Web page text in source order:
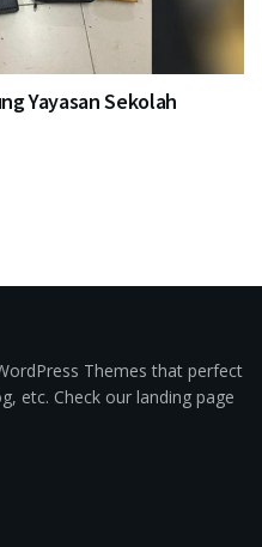
Yayasan Sekolah
Themes that perfect
etc. Check our landing page